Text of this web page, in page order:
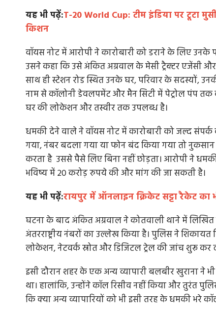
यह भी पढ़ें:T-20 World Cup: टीम इंडिया पर टूटा
किशन
वॉयस नोट में आरोपी ने कारोबारी को डराने के लिए उनके
उसने कहा कि उसे अंकित अग्रवाल के मेसी ट्रैक्टर एजेंसी
साथ ही स्टेशन रोड स्थित उनके घर, परिवार के सदस्यों,
नाम से कॉलोनी डेवलपमेंट और मैन सिटी में पेट्रोल पंप तक
घर की लोकेशन और तस्वीर तक उपलब्ध है।
धमकी देने वाले ने वॉयस नोट में कारोबारी को जल्द
गया, नंबर बदला गया या फोन बंद किया गया तो
करता है उससे पैसे लिए बिना नहीं छोड़ता। आरोपी ने
भविष्य में 20 करोड़ रुपये की और मांग की जा सकती है।
यह भी पढ़ें:रायपुर में ऑनलाइन क्रिकेट सट्टा रैकेट
घटना के बाद अंकित अग्रवाल ने कोतवाली थाने में
अंतरराष्ट्रीय नंबरों का उल्लेख किया है। पुलिस ने
लोकेशन, नेटवर्क स्रोत और डिजिटल ट्रेल की जांच शुरू कर
इसी दौरान शहर के एक अन्य व्यापारी बलबीर खुराना ने
था। हालांकि, उन्होंने कॉल रिसीव नहीं किया और तुरंत
कि क्या अन्य व्यापारियों को भी इसी तरह के धमकी भरे